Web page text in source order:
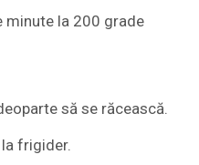
minute la 200 grade
să se răcească.
frigider.